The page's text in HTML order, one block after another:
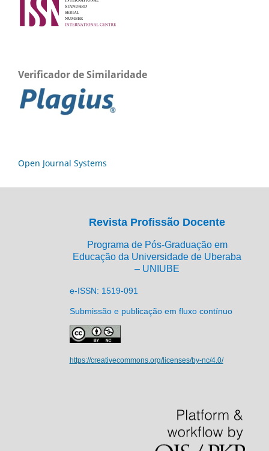
Verificador de Similaridade
Open Journal Systems
Revista Profissão Docente
Programa de Pós-Graduação em
Educação da Universidade de Uberaba
– UNIUBE
e-ISSN: 1519-091
Submissão e publicação em fluxo contínuo
https://creativecommons.org/licenses/by-nc/4.0/